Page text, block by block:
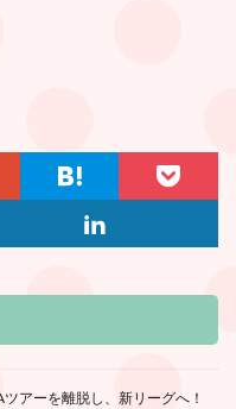
アーを離脱し、新リーグへ！